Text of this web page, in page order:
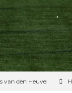
van den Heuvel